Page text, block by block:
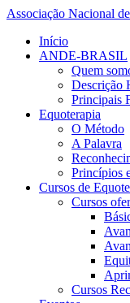
Associação Nacional
Início
ANDE-BRASIL
Quem
Descrição
Principais
Equoterapia
O Método
A Palavra
Princípios
Cursos de
Cursos
Cursos